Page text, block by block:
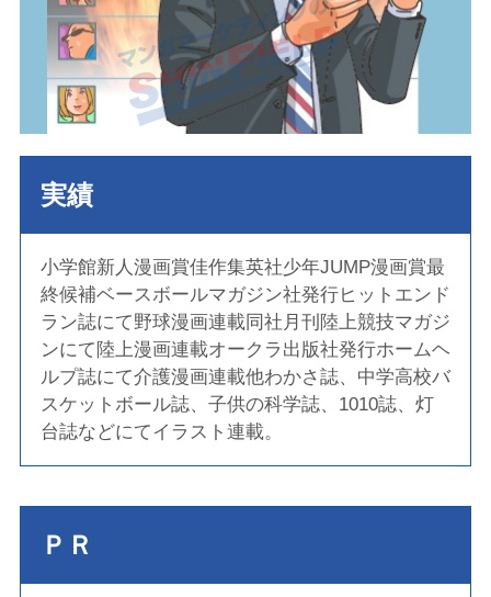
実績
小学館新人漫画賞佳作集英社少年JUMP漫画賞最
終候補ベースボールマガジン社発行ヒットエンド
ラン誌にて野球漫画連載同社月刊陸上競技マガジ
ンにて陸上漫画連載オークラ出版社発行ホームヘ
ルプ誌にて介護漫画連載他わかさ誌、中学高校バ
スケットボール誌、子供の科学誌、1010誌、灯
台誌などにてイラスト連載。
ＰＲ